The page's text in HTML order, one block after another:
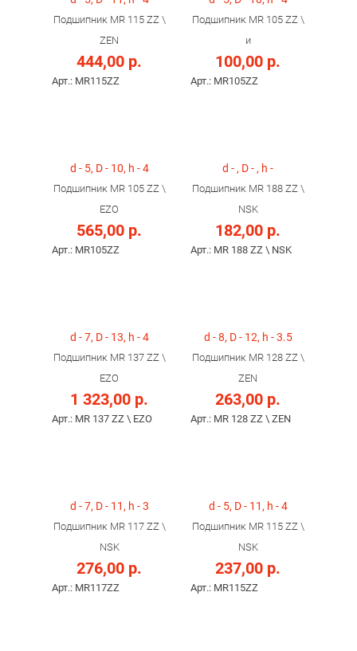
Подшипник MR 115 ZZ \
ZEN
444,00 р.
Арт.: MR115ZZ
Подшипник MR 105 ZZ \
и
100,00 р.
Арт.: MR105ZZ
d - 5, D - 10, h - 4
Подшипник MR 105 ZZ \
EZO
565,00 р.
Арт.: MR105ZZ
d - , D - , h -
Подшипник MR 188 ZZ \
NSK
182,00 р.
Арт.: MR 188 ZZ \ NSK
d - 7, D - 13, h - 4
Подшипник MR 137 ZZ \
EZO
1 323,00 р.
Арт.: MR 137 ZZ \ EZO
d - 8, D - 12, h - 3.5
Подшипник MR 128 ZZ \
ZEN
263,00 р.
Арт.: MR 128 ZZ \ ZEN
d - 7, D - 11, h - 3
Подшипник MR 117 ZZ \
NSK
276,00 р.
Арт.: MR117ZZ
d - 5, D - 11, h - 4
Подшипник MR 115 ZZ \
NSK
237,00 р.
Арт.: MR115ZZ